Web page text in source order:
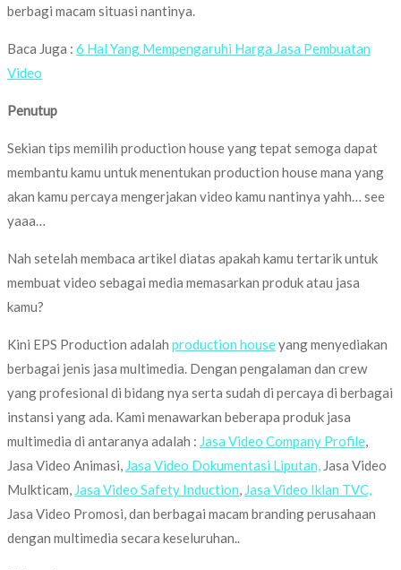
berbagi macam situasi nantinya.
Baca Juga : 6 Hal Yang Mempengaruhi Harga Jasa Pembuatan
Video
Penutup
Sekian tips memilih production house yang tepat semoga dapat
membantu kamu untuk menentukan production house mana yang
akan kamu percaya mengerjakan video kamu nantinya yahh… see
yaaa…
Nah setelah membaca artikel diatas apakah kamu tertarik untuk
membuat video sebagai media memasarkan produk atau jasa
kamu?
Kini EPS Production adalah production houseyang menyediakan
berbagai jenis jasa multimedia. Dengan pengalaman dan crew
yang profesional di bidang nya serta sudah di percaya di berbagai
instansi yang ada. Kami menawarkan beberapa produk jasa
multimedia di antaranya adalah : Jasa Video Company Profile,
Jasa Video Animasi, Jasa Video Dokumentasi Liputan, Jasa Video
Mulkticam, Jasa Video Safety Induction, Jasa Video Iklan TVC,
Jasa Video Promosi, dan berbagai macam branding perusahaan
dengan multimedia secara keseluruhan..